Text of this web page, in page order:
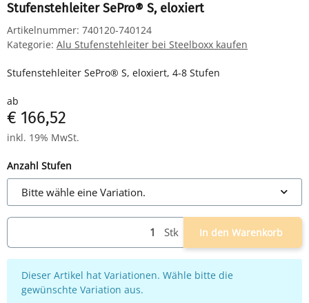
Stufenstehleiter SePro® S, eloxiert
Artikelnummer: 740120-740124
Kategorie: Alu Stufenstehleiter bei Steelboxx kaufen
Stufenstehleiter SePro® S, eloxiert, 4-8 Stufen
ab
€ 166,52
inkl. 19% MwSt.
Anzahl Stufen
Bitte wähle eine Variation.
Stk In den Warenkorb
x
Dieser Artikel hat Variationen. Wähle bitte die
gewünschte Variation aus.